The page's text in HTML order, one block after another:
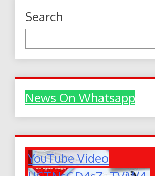
Search
News On Whatsapp
YouTube Video